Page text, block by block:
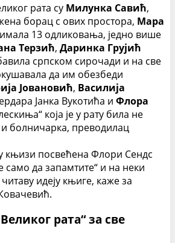
рата су Милунка Савић,
борац с ових простора, Мара
имала 13 одликовања, једно више
Терзић, Даринка Грујић
српском сирочади и на све
да им обезбеди
Јовановић, Василија
Јанка Вукотића и Флора
која је у рату била не
и болничарка, преводилац
књизи посвећена Флори Сендс
само да запамтите“ и на неки
идеју књиге, каже за
рата“ за све